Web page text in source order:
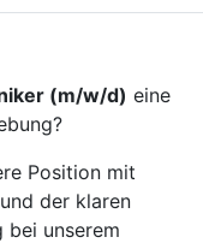
(m/w/d) eine
Position mit
der klaren
bei unserem